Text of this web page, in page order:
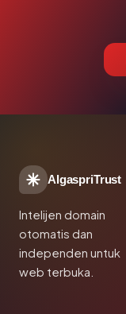
AlgaspriTrust
Intelijen domain
otomatis dan
independen untuk
web terbuka.